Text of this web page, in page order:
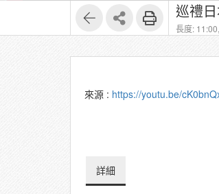
巡禮
長度: 11:00,
來源 : https://youtu.be/
詳細